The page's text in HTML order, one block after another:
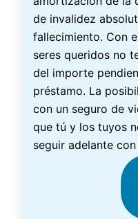
de invalidez
fallecimiento. Con
seres queridos no
del importe
préstamo. La
con un seguro de
que tú y los tuyos
seguir adelante